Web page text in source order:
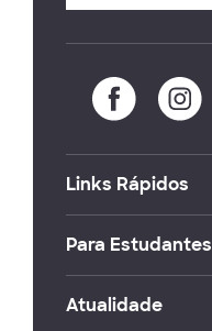
Links Rápidos
Para Estudantes
Atualidade